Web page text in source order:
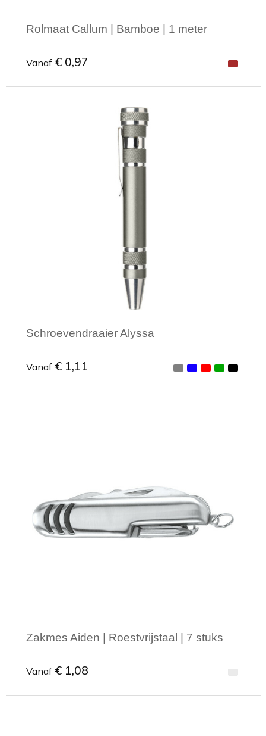
Rolmaat Callum | Bamboe | 1 meter
Vanaf € 0,97
Minimale afname: 1
Schroevendraaier Alyssa
Vanaf € 1,11
Zakmes Aiden | Roestvrijstaal | 7 stuks
Vanaf € 1,08